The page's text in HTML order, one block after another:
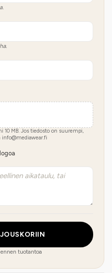
10 MB. Jos tiedosto on suurempi,
info@mediawear.fi
tuotantoa